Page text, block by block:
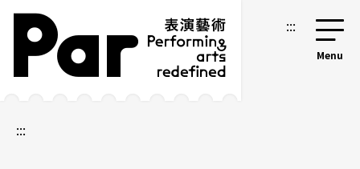
跳到主要內容區塊
網站導覽 :::
:::